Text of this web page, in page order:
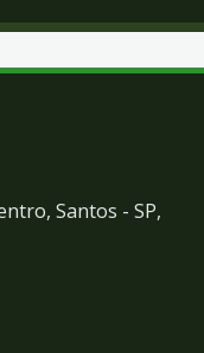
Santos - SP,